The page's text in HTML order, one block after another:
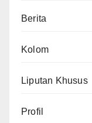
Berita
Kolom
Liputan Khusus
Profil